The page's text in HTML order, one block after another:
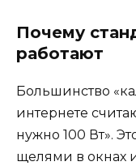
Почему
работают
Большинство
интернете
нужно 100 Вт».
щелями в окнах